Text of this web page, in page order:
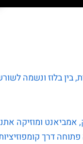
בין בלוז ונשמה
אמביאנט ומוזיקה
דרך